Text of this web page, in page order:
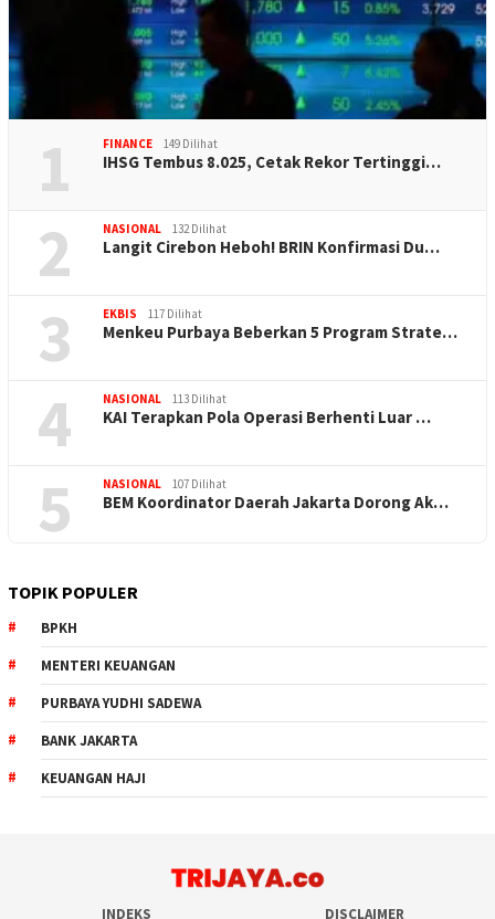
1 FINANCE 149 Dilihat
IHSG Tembus 8.025, Cetak Rekor Tertinggi…
2 NASIONAL 132 Dilihat
Langit Cirebon Heboh! BRIN Konfirmasi Du…
3 EKBIS 117 Dilihat
Menkeu Purbaya Beberkan 5 Program Strate…
4 NASIONAL 113 Dilihat
KAI Terapkan Pola Operasi Berhenti Luar …
5 NASIONAL 107 Dilihat
BEM Koordinator Daerah Jakarta Dorong Ak…
TOPIK POPULER
BPKH
MENTERI KEUANGAN
PURBAYA YUDHI SADEWA
BANK JAKARTA
KEUANGAN HAJI
INDEKS DISCLAIMER